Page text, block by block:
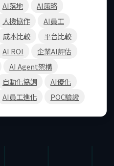
AI落地
AI策略
人機協作
AI員工
成本比較
平台比較
AI ROI
企業AI評估
AI Agent架構
自動化協調
AI優化
AI員工進化 POC驗證